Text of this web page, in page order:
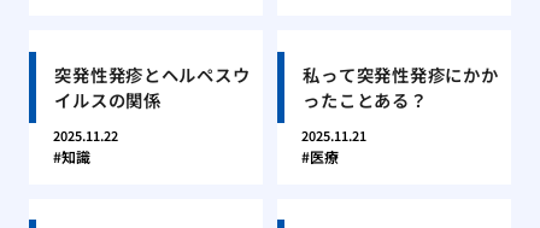
突発性発疹とヘルペスウ
イルスの関係
2025.11.22
知識
私って突発性発疹にかか
ったことある？
2025.11.21
医療